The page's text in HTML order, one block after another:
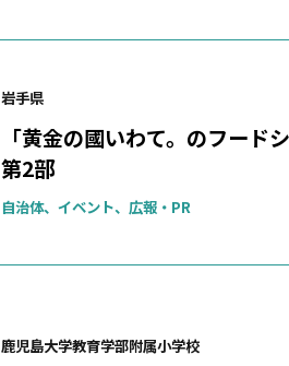
岩手県
「黄金の國いわて。のフー
第2部
自治体、イベント、広報・PR
鹿児島大学教育学部附属小学校